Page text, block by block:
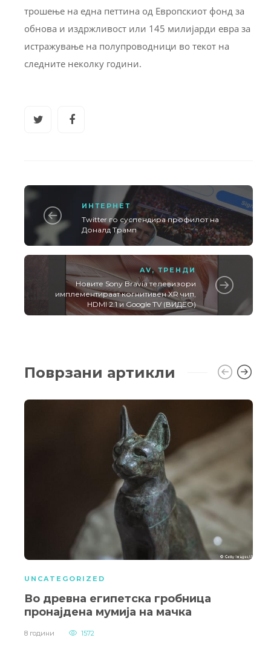
трошење на една петтина од Европскиот фонд за
обнова и издржливост или 145 милијарди евра за
истражување на полупроводници во текот на
следните неколку години.
ИНТЕРНЕТ
Twitter го суспендира профилот на
Доналд Трамп
AV, ТРЕНДИ
Новите Sony Bravia телевизори
имплементираат когнитивен XR чип,
HDMI 2.1 и Google TV (ВИДЕО)
Поврзани артикли
UNCATEGORIZED
Во древна египетска гробница
пронајдена мумија на мачка
8 години 1572